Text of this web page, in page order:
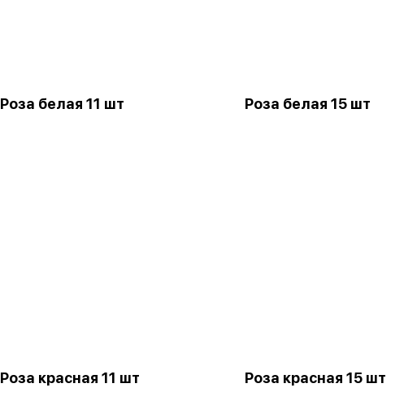
Роза белая 11 шт Роза белая 15 шт
Роза красная 11 шт Роза красная 15 шт